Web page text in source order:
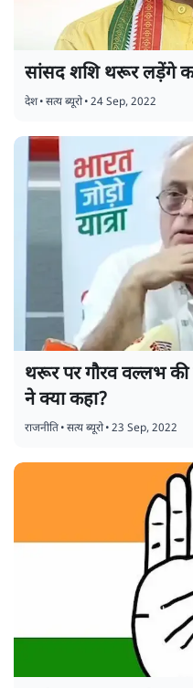
सांसद शशि थरूर लड़ेंगे
देश•सत्य ब्यूरो•24 Sep, 2022
थरूर पर गौरव वल्लभ की
ने क्या कहा?
राजनीति•सत्य ब्यूरो•23 Sep, 2022